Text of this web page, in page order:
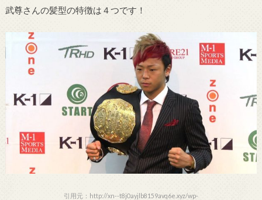
武尊さんの髪型の特徴は４つです！
引用元：http://xn--t8j0ayjlb8159avq6e.xyz/wp-